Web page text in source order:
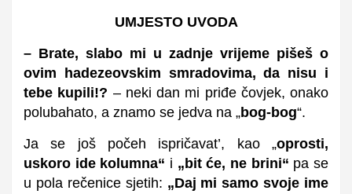
UMJESTO UVODA
– Brate, slabo mi u zadnje vrijeme pišeš o
ovim hadezeovskim smradovima, da nisu i
tebe kupili!? – neki dan mi priđe čovjek, onako
polubahato, a znamo se jedva na „bog-bog“.
Ja se još počeh ispričavat’, kao „oprosti,
uskoro ide kolumna“ i „bit će, ne brini“ pa se
u pola rečenice sjetih: „Daj mi samo svoje ime